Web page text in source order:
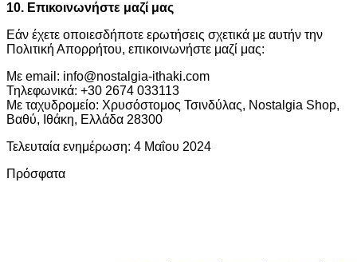
10. Επικοινωνήστε μαζί μας
Εάν έχετε οποιεσδήποτε ερωτήσεις σχετικά με αυτήν την
Πολιτική Απορρήτου, επικοινωνήστε μαζί μας:
Με email: info@nostalgia-ithaki.com
Τηλεφωνικά: +30 2674 033113
Με ταχυδρομείο: Χρυσόστομος Τσινδύλας, Nostalgia Shop,
Βαθύ, Ιθάκη, Ελλάδα 28300
Τελευταία ενημέρωση: 4 Μαΐου 2024
Πρόσφατα